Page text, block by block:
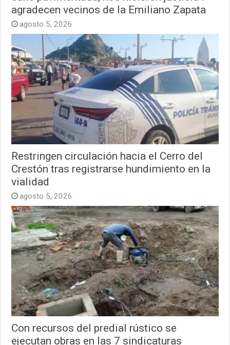
agradecen vecinos de la Emiliano Zapata
agosto 5, 2026
Restringen circulación hacia el Cerro del
Crestón tras registrarse hundimiento en la
vialidad
agosto 5, 2026
Con recursos del predial rústico se
ejecutan obras en las 7 sindicaturas